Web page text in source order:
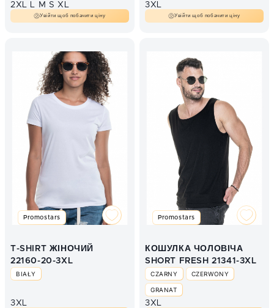
2XL L M S XL
Увійти щоб побачити ціну
CHABROWY
CIEMNO BRĄZOWY
GRANAT J.RÓŻ
JASNO SZARY MELANŻ
JASNY ZIELONY KHAKI
LIMONKOWY NIEBIESKI
POMARAŃCZOWY RÓŻOWY
ZIELONY ZIELONY KELLY
3XL
Увійти щоб побачити ціну
Promostars
T-SHIRT ЖІНОЧИЙ
22160-20-3XL
BIAŁY
3XL
Promostars
КОШУЛКА ЧОЛОВІЧА
SHORT FRESH 21341-3XL
CZARNY CZERWONY
GRANAT
3XL